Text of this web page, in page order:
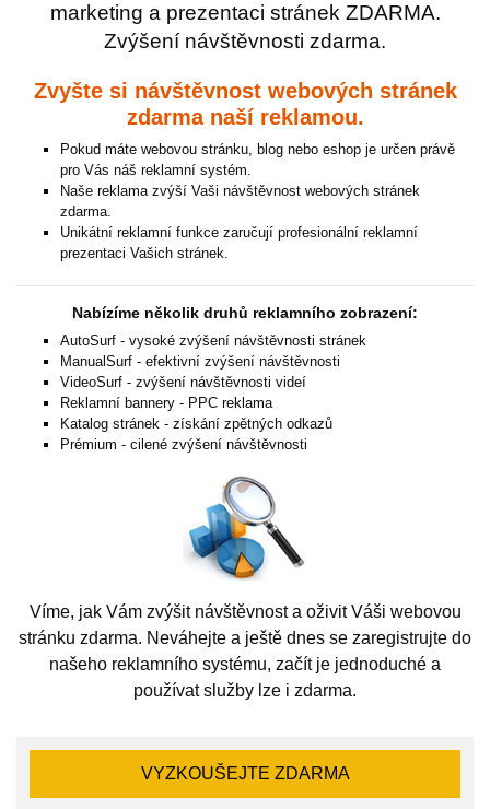
marketing a prezentaci stránek ZDARMA.
Zvýšení návštěvnosti zdarma.
Zvyšte si návštěvnost webových stránek
zdarma naší reklamou.
Pokud máte webovou stránku, blog nebo eshop je určen právě
pro Vás náš reklamní systém.
Naše reklama zvýší Vaši návštěvnost webových stránek
zdarma.
Unikátní reklamní funkce zaručují profesionální reklamní
prezentaci Vašich stránek.
Nabízíme několik druhů reklamního zobrazení:
AutoSurf - vysoké zvýšení návštěvnosti stránek
ManualSurf - efektivní zvýšení návštěvnosti
VideoSurf - zvýšení návštěvnosti videí
Reklamní bannery - PPC reklama
Katalog stránek - získání zpětných odkazů
Prémium - cilené zvýšení návštěvnosti
Víme, jak Vám zvýšit návštěvnost a oživit Váši webovou
stránku zdarma. Neváhejte a ještě dnes se zaregistrujte do
našeho reklamního systému, začít je jednoduché a
používat služby lze i zdarma.
VYZKOUŠEJTE ZDARMA